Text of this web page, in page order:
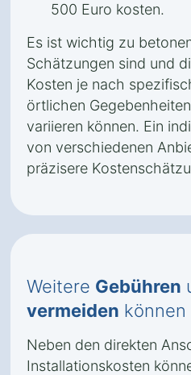
500 Euro kosten.
Es ist wichtig zu
Schätzungen sind und
Kosten je nach
örtlichen
variieren können. Ein
von verschiedenen
präzisere
Weitere Gebühren
vermeiden können
Neben den direkten
Installationskosten